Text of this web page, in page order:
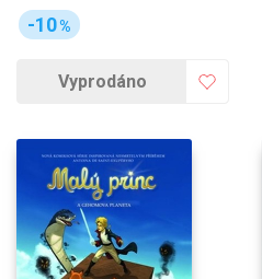
-10%
Vyprodáno